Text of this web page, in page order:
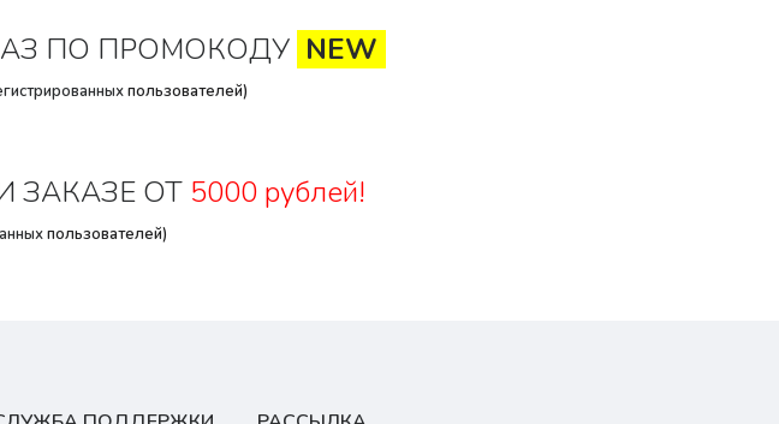
ПО ПРОМОКОДУ NEW
пользователей)
ЗАКАЗЕ ОТ 5000 рублей!
пользователей)